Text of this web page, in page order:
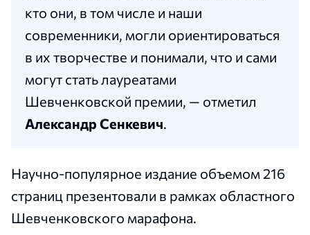
кто они, в том числе и наши
современники, могли ориентироваться
в их творчестве и понимали, что и сами
могут стать лауреатами
Шевченковской премии, — отметил
Александр Сенкевич.
Научно-популярное издание объемом 216
страниц презентовали в рамках областного
Шевченковского марафона.